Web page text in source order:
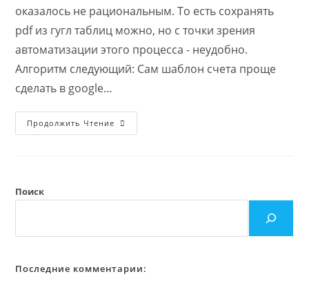
оказалось не рациональным. То есть сохранять
pdf из гугл таблиц можно, но с точки зрения
автоматизации этого процесса - неудобно.
Алгоритм следующий: Cам шаблон счета проще
сделать в google…
Продолжить Чтение Счёт
На
Счета
Поиск
Последние комментарии: